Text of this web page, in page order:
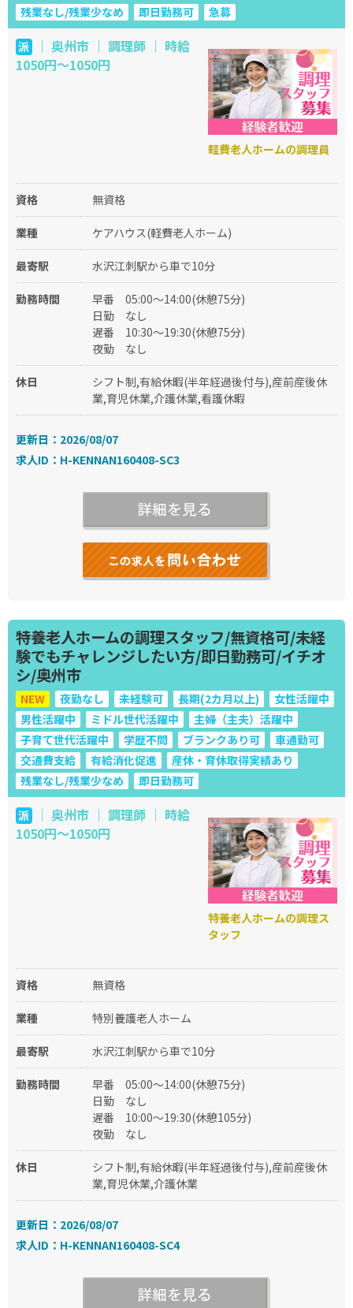
残業なし/残業少なめ
即日勤務可 急募
派｜ 奥州市 ｜ 調理師 ｜ 時給
1050円～1050円
軽費老人ホームの調理員
資格 無資格
業種 ケアハウス(軽費老人ホーム)
最寄駅 水沢江刺駅から車で10分
勤務時間 早番
05:00〜14:00(休憩75分)
日勤
なし
遅番
10:30〜19:30(休憩75分)
夜勤
なし
休日
シフト制,有給休暇(半年経過後付与),産前産後休
業,育児休業,介護休業,看護休暇
更新日：2026/08/07
求人ID：H-KENNAN160408-SC3
特養老人ホームの調理スタッフ/無資格可/未経
験でもチャレンジしたい方/即日勤務可/イチオ
シ/奥州市
NEW 夜勤なし 未経験可 長期(2カ月以上)
女性活躍中
男性活躍中
ミドル世代活躍中
主婦（主夫）活躍中
子育て世代活躍中
学歴不問 ブランクあり可
車通勤可
交通費支給
有給消化促進
産休・育休取得実績あり
残業なし/残業少なめ
即日勤務可
派｜ 奥州市 ｜ 調理師 ｜ 時給
1050円～1050円
特養老人ホームの調理ス
タッフ
資格 無資格
業種 特別養護老人ホーム
最寄駅 水沢江刺駅から車で10分
勤務時間 早番
05:00〜14:00(休憩75分)
日勤
なし
遅番
10:00〜19:30(休憩105分)
夜勤
なし
休日
シフト制,有給休暇(半年経過後付与),産前産後休
業,育児休業,介護休業
更新日：2026/08/07
求人ID：H-KENNAN160408-SC4